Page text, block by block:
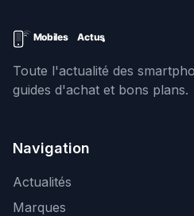
Toute l'actualité des
guides d'achat et bons plans.
Navigation
Actualités
Marques